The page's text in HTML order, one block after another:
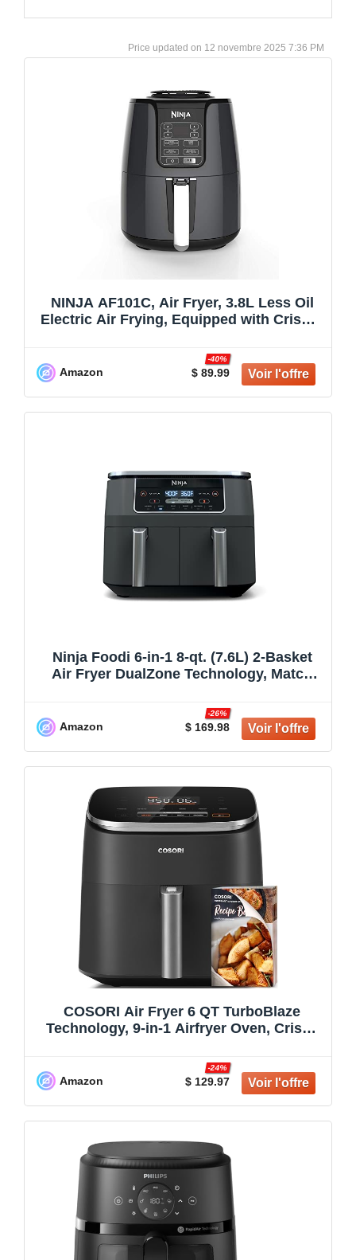
12 novembre 2025 7:36 PM
NINJA AF101C, Air Fryer, 3.8L Less Oil
Electric Air Frying, Equipped with Crisper
Basket, Programmable Control Panel,
Black, 1550W, (Canadian Version)
Amazon $ 89.99
-40%
Ninja Foodi 6-in-1 8-qt. (7.6L) 2-Basket
Air Fryer DualZone Technology, Match
Dehydrate & More for Quick, Easy Meals,
Slate Grey (DZ201C) Canadian Version
Amazon $ 169.98
-26%
COSORI Air Fryer 6 QT TurboBlaze
Technology, 9-in-1 Airfryer Oven, Crispy
Compact, Nonstick Basket, Dishwasher
Safe, Dark Gray, DC601
Amazon $ 129.97
-24%